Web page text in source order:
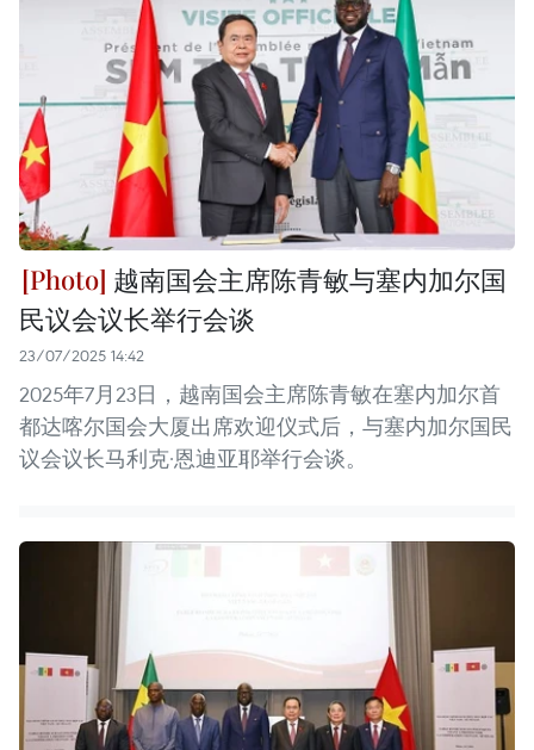
越南国会主席陈青敏与塞内加尔国
民议会议长举行会谈
23/07/2025 14:42
2025年7月23日，越南国会主席陈青敏在塞内加尔首
都达喀尔国会大厦出席欢迎仪式后，与塞内加尔国民
议会议长马利克·恩迪亚耶举行会谈。